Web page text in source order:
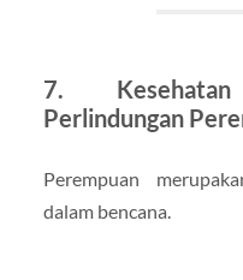
7.
Perlindungan
Perempuan
dalam bencana.